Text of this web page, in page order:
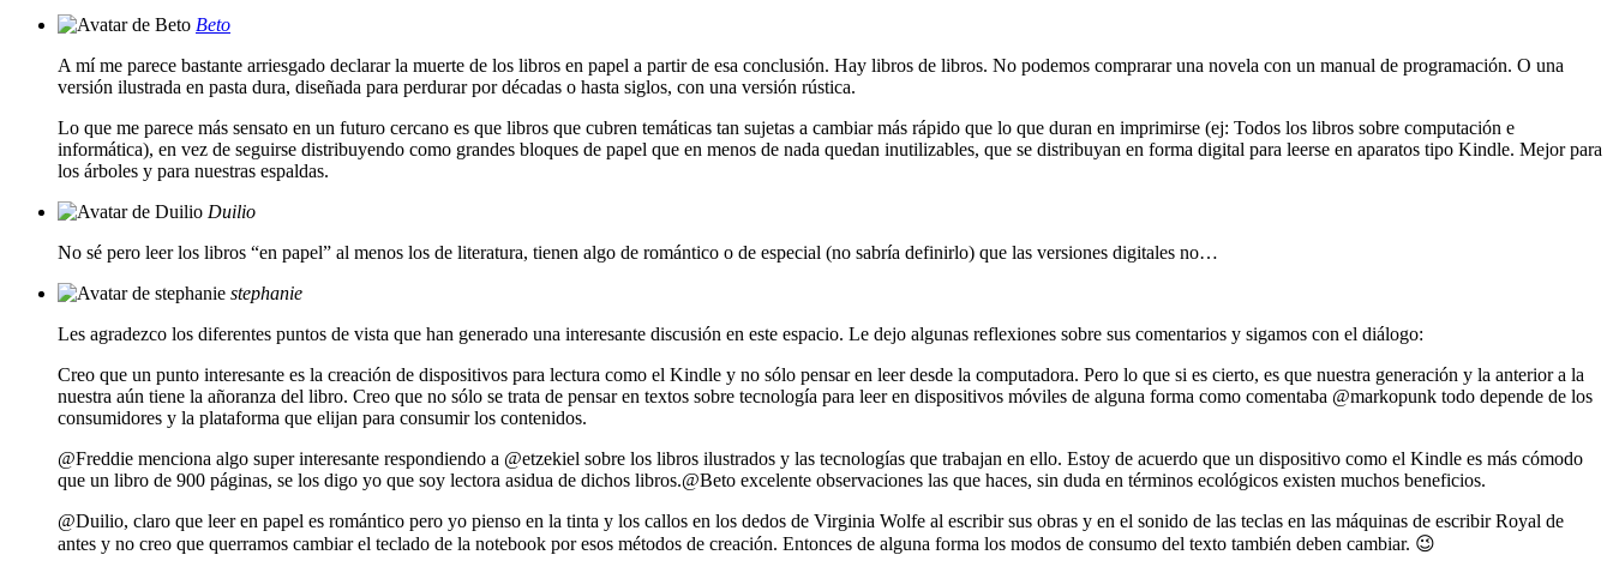
Beto
A mí me parece bastante arriesgado declarar la muerte de los libros en papel a partir de esa conclusión. Hay libros de libros. No podemos comprarar una novela con un manual de programación. O una
versión ilustrada en pasta dura, diseñada para perdurar por décadas o hasta siglos, con una versión rústica.
Lo que me parece más sensato en un futuro cercano es que libros que cubren temáticas tan sujetas a cambiar más rápido que lo que duran en imprimirse (ej: Todos los libros sobre computación e
informática), en vez de seguirse distribuyendo como grandes bloques de papel que en menos de nada quedan inutilizables, que se distribuyan en forma digital para leerse en aparatos tipo Kindle. Mejor para
los árboles y para nuestras espaldas.
Duilio
No sé pero leer los libros “en papel” al menos los de literatura, tienen algo de romántico o de especial (no sabría definirlo) que las versiones digitales no…
stephanie
Les agradezco los diferentes puntos de vista que han generado una interesante discusión en este espacio. Le dejo algunas reflexiones sobre sus comentarios y sigamos con el diálogo:
Creo que un punto interesante es la creación de dispositivos para lectura como el Kindle y no sólo pensar en leer desde la computadora. Pero lo que si es cierto, es que nuestra generación y la anterior a la
nuestra aún tiene la añoranza del libro. Creo que no sólo se trata de pensar en textos sobre tecnología para leer en dispositivos móviles de alguna forma como comentaba @markopunk todo depende de los
consumidores y la plataforma que elijan para consumir los contenidos.
@Freddie menciona algo super interesante respondiendo a @etzekiel sobre los libros ilustrados y las tecnologías que trabajan en ello. Estoy de acuerdo que un dispositivo como el Kindle es más cómodo
que un libro de 900 páginas, se los digo yo que soy lectora asidua de dichos libros.@Beto excelente observaciones las que haces, sin duda en términos ecológicos existen muchos beneficios.
@Duilio, claro que leer en papel es romántico pero yo pienso en la tinta y los callos en los dedos de Virginia Wolfe al escribir sus obras y en el sonido de las teclas en las máquinas de escribir Royal de
antes y no creo que querramos cambiar el teclado de la notebook por esos métodos de creación. Entonces de alguna forma los modos de consumo del texto también deben cambiar. 😉